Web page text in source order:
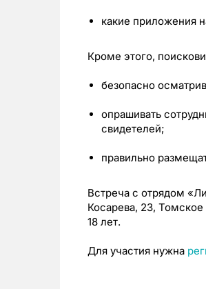
какие приложения
Кроме этого,
безопасно
опрашивать
свидетелей;
правильно
Встреча с отрядом
Косарева, 23,
18 лет.
Для участия нужна